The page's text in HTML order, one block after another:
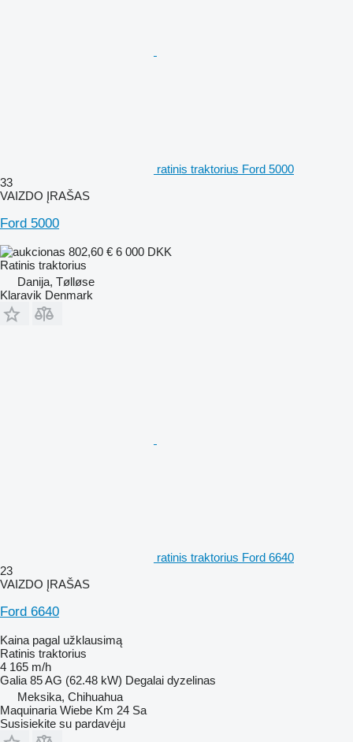
ratinis traktorius Ford 5000
33
VAIZDO ĮRAŠAS
Ford 5000
802,60 € 6 000 DKK
Ratinis traktorius
Danija, Tølløse
Klaravik Denmark
ratinis traktorius Ford 6640
23
VAIZDO ĮRAŠAS
Ford 6640
Kaina pagal užklausimą
Ratinis traktorius
4 165 m/h
Galia 85 AG (62.48 kW) Degalai dyzelinas
Meksika, Chihuahua
Maquinaria Wiebe Km 24 Sa
Susisiekite su pardavėju